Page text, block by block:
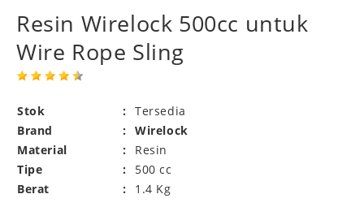
Resin Wirelock 500cc untuk
Wire Rope Sling
Stok :
Tersedia
Brand
:
Wirelock
Material
:
Resin
Tipe
:
500 cc
Berat
: 1.4 Kg